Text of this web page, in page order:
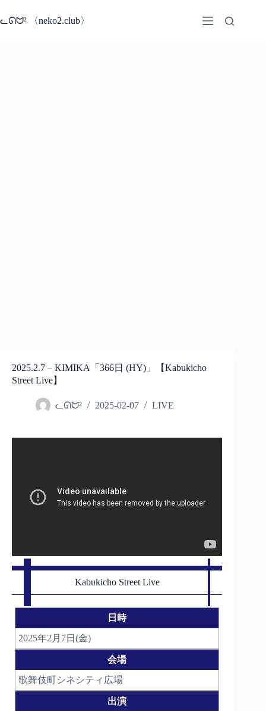
ン
ᓚᘏᗢ² 〈neko2.club〉
2025.2.7 – KIMIKA「366日 (HY)」【Kabukicho
Street Live】
ᓚᘏᗢ² 2025-02-07 LIVE
Kabukicho Street Live
日時
2025年2月7日(金)
会場
歌舞伎町シネシティ広場
出演